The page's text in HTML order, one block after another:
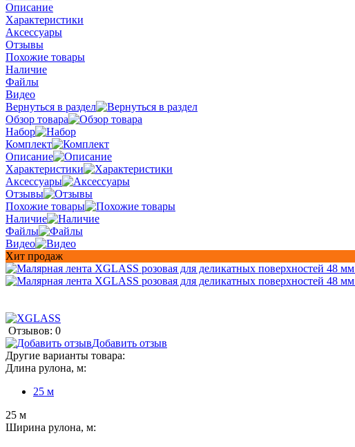
Описание
Характеристики
Аксессуары
Отзывы
Похожие товары
Наличие
Файлы
Видео
Вернуться в раздел
Обзор товара
Набор
Комплект
Описание
Характеристики
Аксессуары
Отзывы
Похожие товары
Наличие
Файлы
Видео
Хит продаж
Отзывов: 0
Добавить отзыв
Другие варианты товара:
Длина рулона, м:
25 м
25 м
Ширина рулона, м: